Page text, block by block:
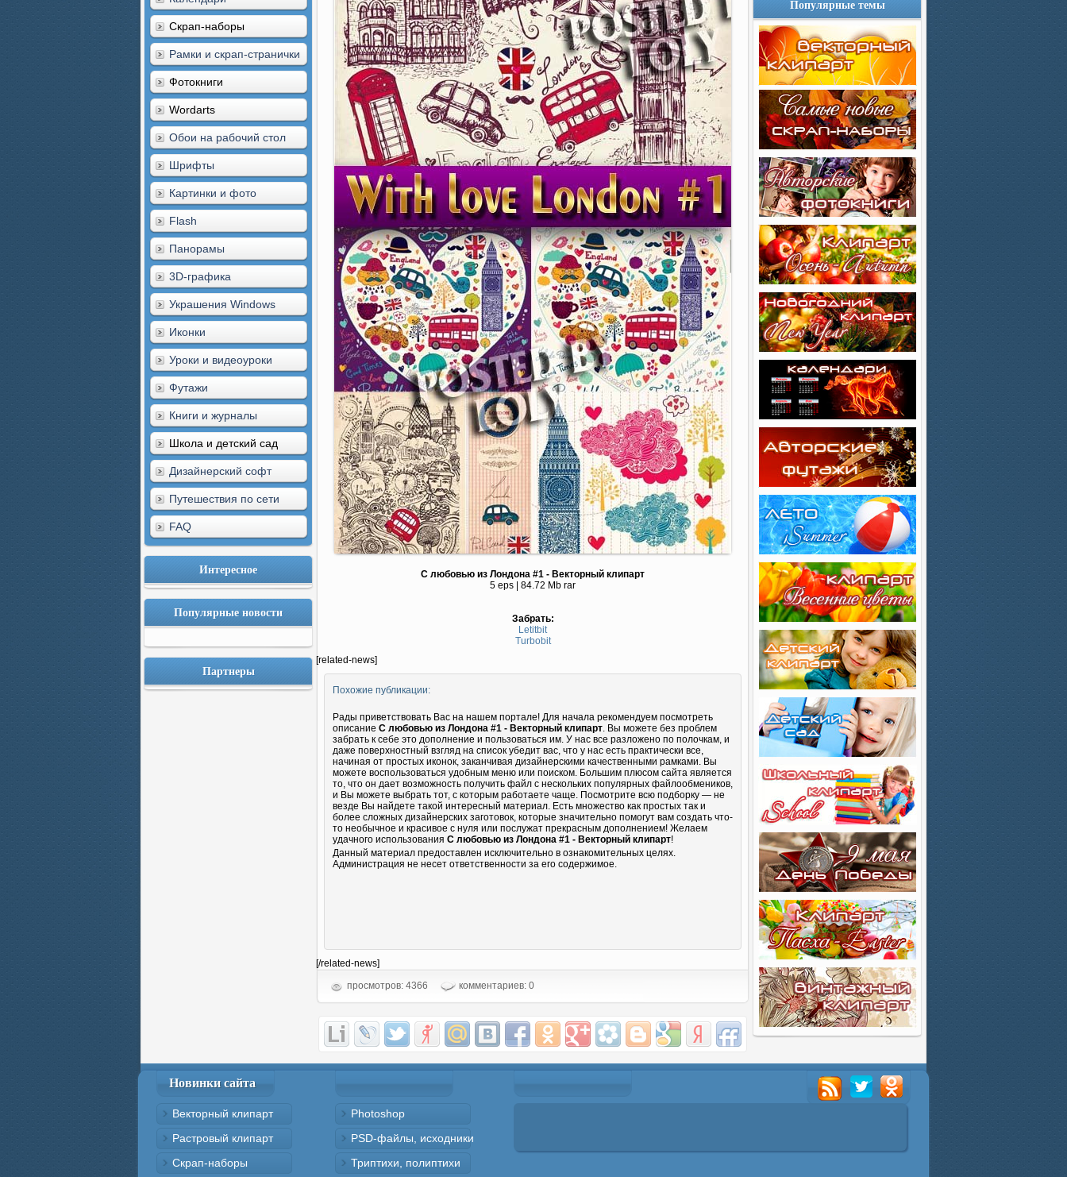
Скрап-наборы
Рамки и скрап-странички
Фотокниги
Wordarts
Обои на рабочий стол
Шрифты
Картинки и фото
Flash
Панорамы
3D-графика
Украшения Windows
Иконки
Уроки и видеоуроки
Футажи
Книги и журналы
Школа и детский сад
Дизайнерский софт
Путешествия по сети
FAQ
Интересное
Популярные новости
Партнеры
С любовью из Лондона #1 - Векторный клипарт
5 eps | 84.72 Mb rar
Забрать:
Letitbit
Turbobit
[related-news]
Похожие публикации:
Рады приветствовать Вас на нашем портале! Для начала рекомендуем посмотреть
описание С любовью из Лондона #1 - Векторный клипарт. Вы можете без проблем
забрать к себе это дополнение и пользоваться им. У нас все разложено по полочкам, и
даже поверхностный взгляд на список убедит вас, что у нас есть практически все,
начиная от простых иконок, заканчивая дизайнерскими качественными рамками. Вы
можете воспользоваться удобным меню или поиском. Большим плюсом сайта является
то, что он дает возможность получить файл с нескольких популярных файлообмеников,
и Вы можете выбрать тот, с которым работаете чаще. Посмотрите всю подборку — не
везде Вы найдете такой интересный материал. Есть множество как простых так и
более сложных дизайнерских заготовок, которые значительно помогут вам создать что-
то необычное и красивое с нуля или послужат прекрасным дополнением! Желаем
удачного использования С любовью из Лондона #1 - Векторный клипарт!
Данный материал предоставлен исключительно в ознакомительных целях.
Администрация не несет ответственности за его содержимое.
[/related-news]
просмотров: 4366
комментариев: 0
Популярные темы
Новинки сайта
Векторный клипарт
Растровый клипарт
Скрап-наборы
Photoshop
PSD-файлы, исходники
Триптихи, полиптихи